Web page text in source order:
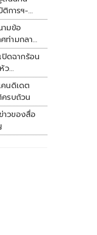
การฯ-
ามข้อ
ท่ามกลาง
ดฉากร้อน
ว
ลิกา
นดิเดต
รบถ้วน
าวของสื่อ